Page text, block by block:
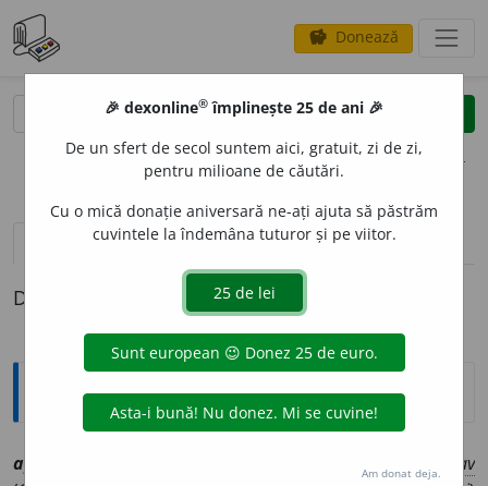
savings Donează
clear
opțiuni
definiții (1) pronunțievolume_up (50)
Definiția cu ID-ul 1015144:
Explicative DEX
apro
av
🎉 dexonline® împlinește 25 de ani 🎉
De un sfert de secol suntem aici, gratuit, zi de zi,
pentru milioane de căutări.
Cu o mică donație aniversară ne-ați ajuta să păstrăm
cuvintele la îndemâna tuturor și pe viitor.
Am donat deja.